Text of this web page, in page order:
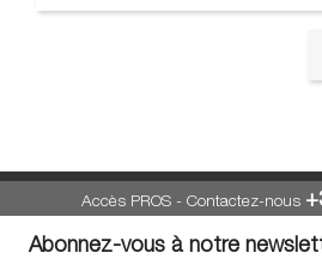
Accès PROS- Contactez-nous
Abonnez-vous à notre